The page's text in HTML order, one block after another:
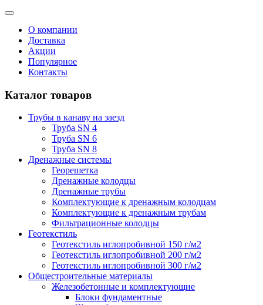
О компании
Доставка
Акции
Популярное
Контакты
Каталог товаров
Трубы в канаву на заезд
Труба SN 4
Труба SN 6
Труба SN 8
Дренажные системы
Георешетка
Дренажные колодцы
Дренажные трубы
Комплектующие к дренажным колодцам
Комплектующие к дренажным трубам
Фильтрационные колодцы
Геотекстиль
Геотекстиль иглопробивной 150 г/м2
Геотекстиль иглопробивной 200 г/м2
Геотекстиль иглопробивной 300 г/м2
Общестроительные материалы
Железобетонные и комплектующие
Блоки фундаментные